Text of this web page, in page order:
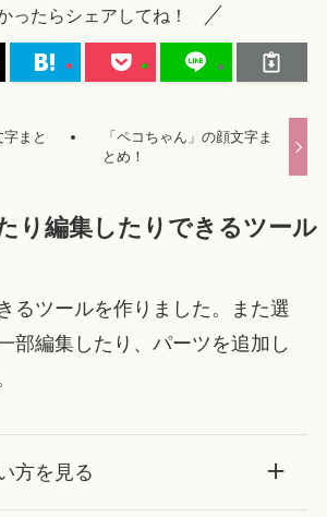
ったらシェアしてね！
字まと
「ペコちゃん」の顔文字ま
とめ！
り編集したりできるツール
るツールを作りました。また選
部編集したり、パーツを追加し
方を見る